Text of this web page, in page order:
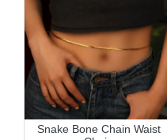
Snake Bone Chain Waist